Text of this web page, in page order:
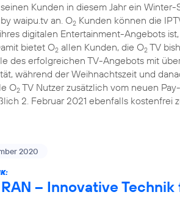
Kunden in diesem Jahr ein
waipu.tv an. O2 Kunden können die
digitalen Entertainment-Angebots
bietet O2 allen Kunden, die O2 TV
des erfolgreichen TV-Angebots mit
während der Weihnachtszeit und
O2 TV Nutzer zusätzlich vom neuen
2. Februar 2021 ebenfalls kostenfrei
2020
– Innovative Technik